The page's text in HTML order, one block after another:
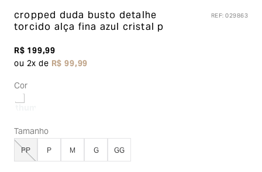
cropped duda busto detalhe
torcido alça fina azul cristal p
REF:029863
R$199,99
ou 2x de R$99,99
Cor
Tamanho
PP P M G GG